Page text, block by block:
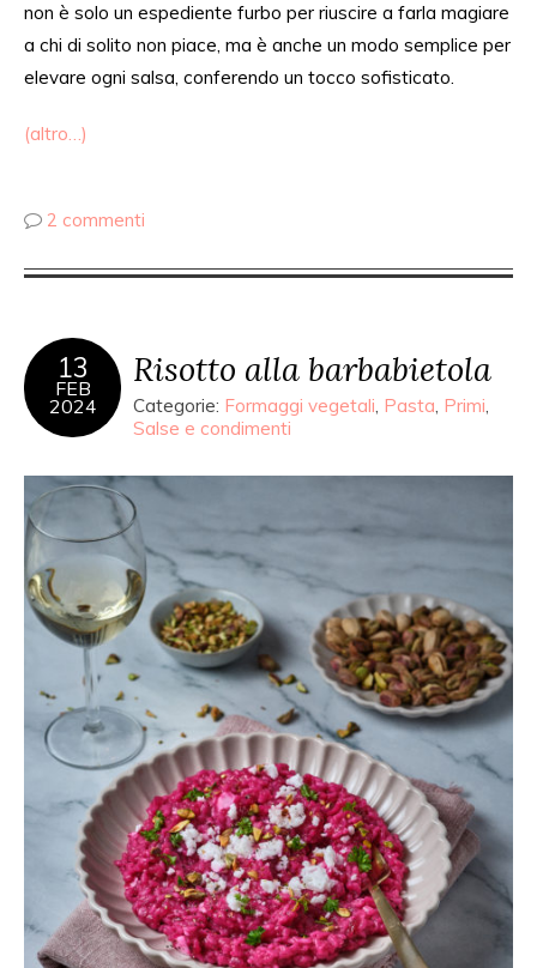
non è solo un espediente furbo per riuscire a farla magiare
a chi di solito non piace, ma è anche un modo semplice per
elevare ogni salsa, conferendo un tocco sofisticato.
(altro…)
2 commenti
13
FEB
2024
Risotto alla barbabietola
Categorie: Formaggi vegetali, Pasta, Primi,
Salse e condimenti